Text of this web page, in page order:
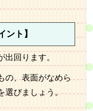
ント】
回ります。
の、表面がなめら
選びましょう。